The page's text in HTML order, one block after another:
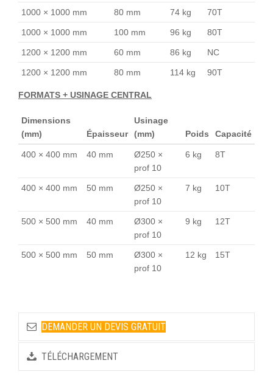
1000 × 1000 mm 80 mm 74 kg 70T
1000 × 1000 mm 100 mm 96 kg 80T
1200 × 1200 mm 60 mm 86 kg NC
1200 × 1200 mm 80 mm 114 kg 90T
FORMATS + USINAGE CENTRAL
Dimensions
(mm)
Épaisseur
Usinage
(mm)
Poids Capacité
400 × 400 mm 40 mm
Ø250 ×
prof 10
6 kg 8T
400 × 400 mm 50 mm
Ø250 ×
prof 10
7 kg 10T
500 × 500 mm 40 mm
Ø300 ×
prof 10
9 kg 12T
500 × 500 mm 50 mm
Ø300 ×
prof 10
12 kg 15T
DEMANDER UN DEVIS GRATUIT
TÉLÉCHARGEMENT